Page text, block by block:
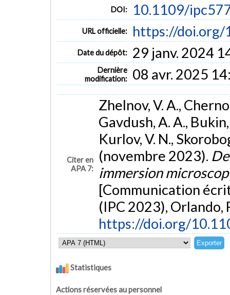
DOI: 10.1109/
URL officielle: https://
Date du dépôt: 29 janv. 2024
Dernière
modification:
08 avr. 2025
Citer en
APA 7:
Zhelnov, V. A.,
Gavdush, A. A., Bukin,
Kurlov, V. N.,
(novembre 2023).
immersion
[Communication
(IPC 2023), Orlando,
https://doi.org/
Statistiques
Actions réservées au personnel